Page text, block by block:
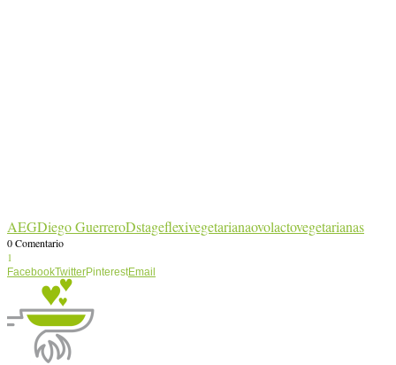
AEGDiego GuerreroDstageflexivegetarianaovolactovegetarianas
0 Comentario
1
FacebookTwitterPinterestEmail